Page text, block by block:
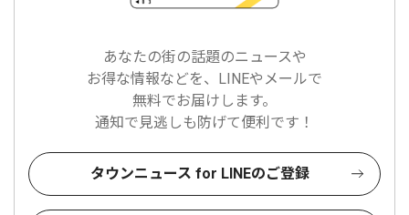
あなたの街の話題のニュースや
お得な情報などを、LINEやメールで
無料でお届けします。
通知で見逃しも防げて便利です！
タウンニュース for LINEのご登録